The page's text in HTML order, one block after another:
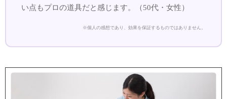
い点もプロの道具だと感じます。（50代・女性）
※個人の感想であり、効果を保証するものではありません。